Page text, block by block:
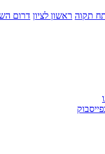
תקוה ראשון לציון דרום